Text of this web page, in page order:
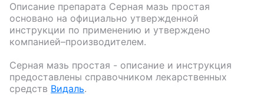
Описание препарата Серная мазь простая
основано на официально утвержденной
инструкции по применению и утверждено
компанией–производителем.
Серная мазь простая - описание и инструкция
предоставлены справочником лекарственных
средств Видаль.